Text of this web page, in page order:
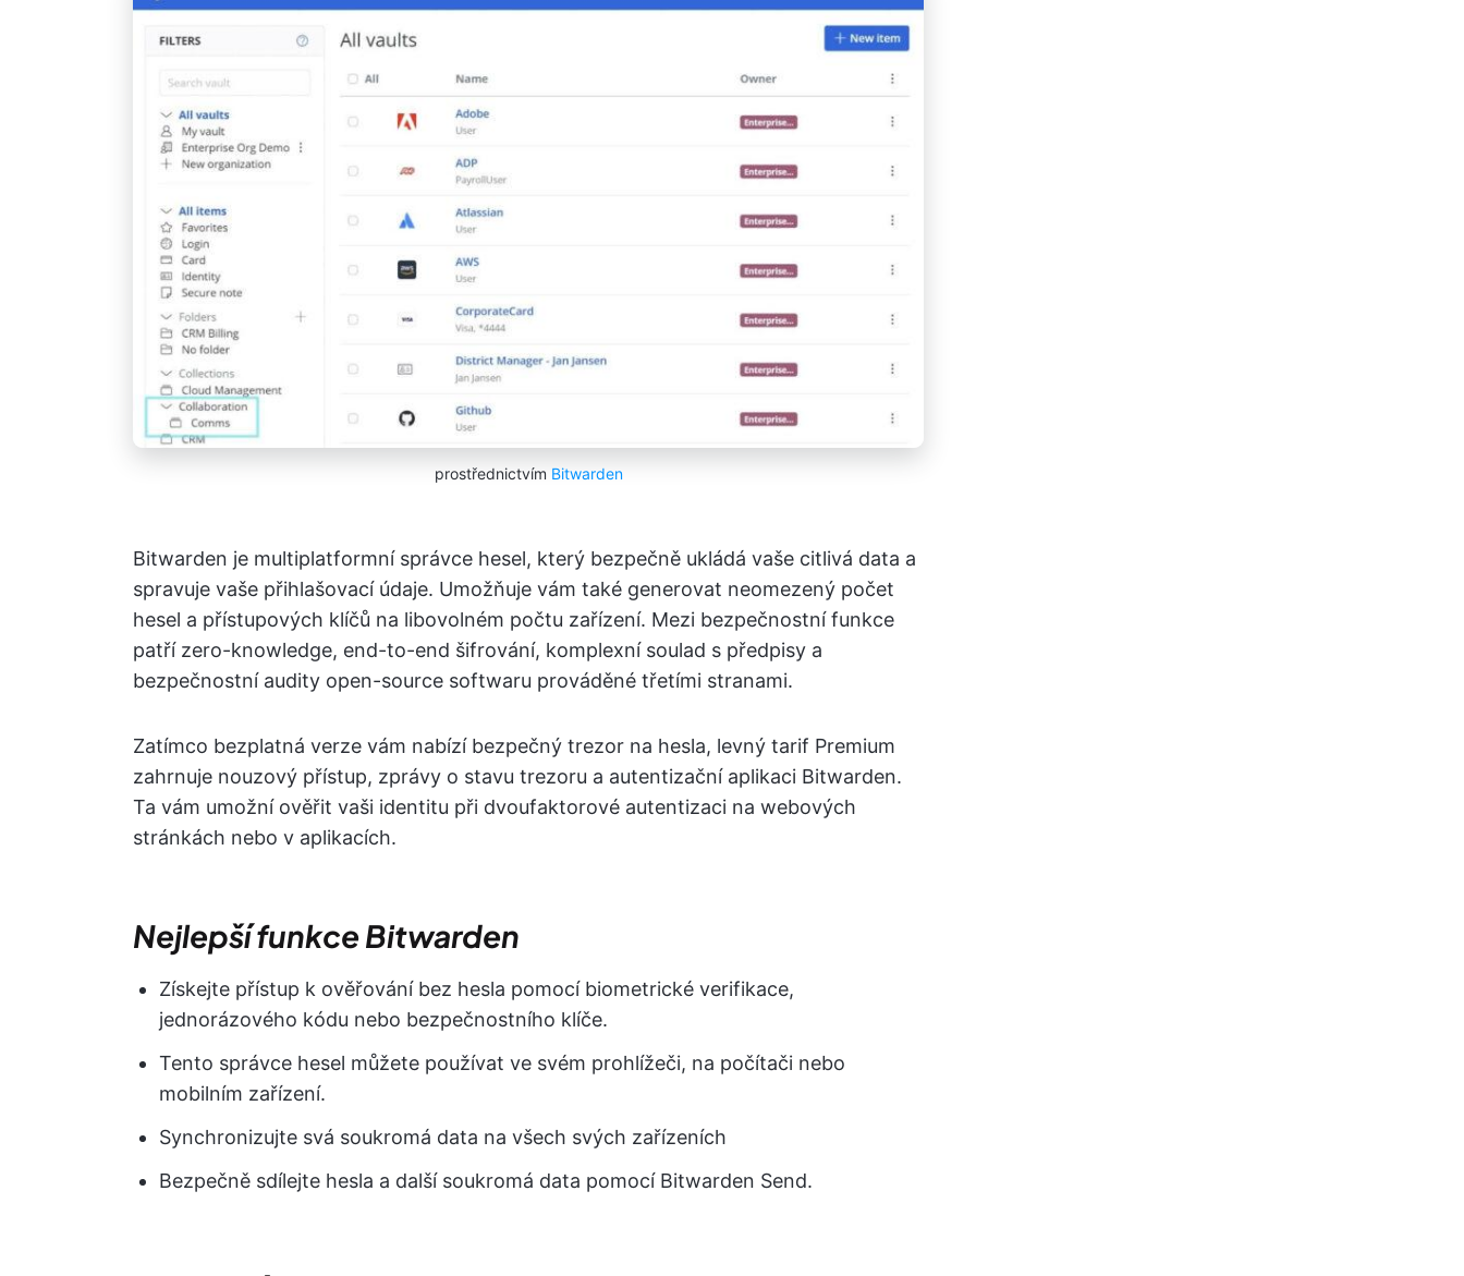
prostřednictvím Bitwarden
Bitwarden je multiplatformní správce hesel, který bezpečně ukládá vaše citlivá data a
spravuje vaše přihlašovací údaje. Umožňuje vám také generovat neomezený počet
hesel a přístupových klíčů na libovolném počtu zařízení. Mezi bezpečnostní funkce
patří zero-knowledge, end-to-end šifrování, komplexní soulad s předpisy a
bezpečnostní audity open-source softwaru prováděné třetími stranami.
Zatímco bezplatná verze vám nabízí bezpečný trezor na hesla, levný tarif Premium
zahrnuje nouzový přístup, zprávy o stavu trezoru a autentizační aplikaci Bitwarden.
Ta vám umožní ověřit vaši identitu při dvoufaktorové autentizaci na webových
stránkách nebo v aplikacích.
Nejlepší funkce Bitwarden
Získejte přístup k ověřování bez hesla pomocí biometrické verifikace,
jednorázového kódu nebo bezpečnostního klíče.
Tento správce hesel můžete používat ve svém prohlížeči, na počítači nebo
mobilním zařízení.
Synchronizujte svá soukromá data na všech svých zařízeních
Bezpečně sdílejte hesla a další soukromá data pomocí Bitwarden Send.